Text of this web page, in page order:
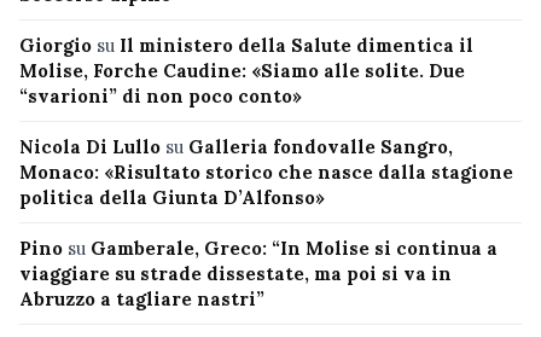
Giorgio su Il ministero della Salute dimentica il
Molise, Forche Caudine: «Siamo alle solite. Due
“svarioni” di non poco conto»
Nicola Di Lullo su Galleria fondovalle Sangro,
Monaco: «Risultato storico che nasce dalla stagione
politica della Giunta D’Alfonso»
Pino su Gamberale, Greco: “In Molise si continua a
viaggiare su strade dissestate, ma poi si va in
Abruzzo a tagliare nastri”